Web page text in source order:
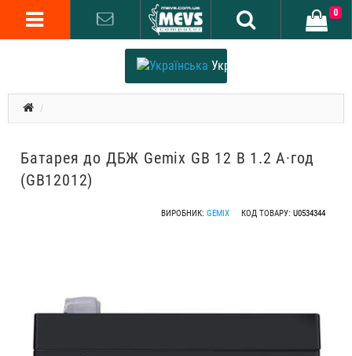
Українська
0
Батарея до ДБЖ Gemix GB 12 В 1.2 А·год
(GB12012)
ВИРОБНИК: GEMIX КОД ТОВАРУ: U0534344